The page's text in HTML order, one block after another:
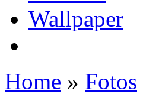
Wallpaper
Home » Fotos